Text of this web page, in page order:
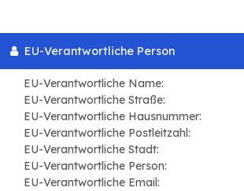
EU-Verantwortliche Person
EU-Verantwortliche Name:
EU-Verantwortliche Straße:
EU-Verantwortliche Hausnummer:
EU-Verantwortliche Postleitzahl:
EU-Verantwortliche Stadt:
EU-Verantwortliche Person:
EU-Verantwortliche Email: